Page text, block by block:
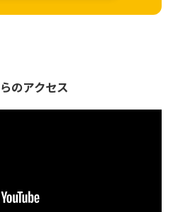
のアクセス